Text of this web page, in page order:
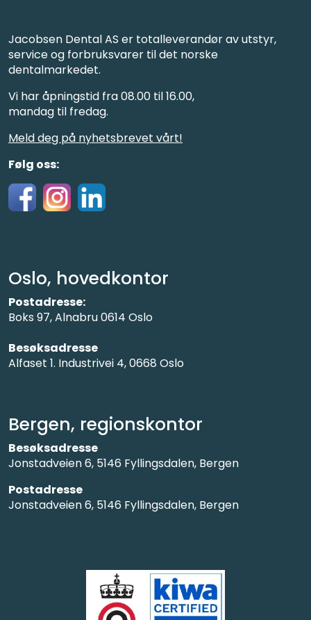
Jacobsen Dental AS er totalleverandør av utstyr,
service og forbruksvarer til det norske
dentalmarkedet.
Vi har åpningstid fra 08.00 til 16.00,
mandag til fredag.
Meld deg på nyhetsbrevet vårt!
Følg oss:
Bergen, regionskontor
Besøksadresse
Jonstadveien 6, 5146 Fyllingsdalen, Bergen
Postadresse
Jonstadveien 6, 5146 Fyllingsdalen, Bergen
Oslo, hovedkontor
Postadresse:
Boks 97, Alnabru 0614 Oslo
Besøksadresse
Alfaset 1. Industrivei 4, 0668 Oslo